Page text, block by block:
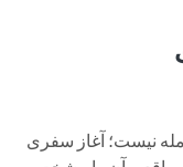
نیست؛ آغاز سفری